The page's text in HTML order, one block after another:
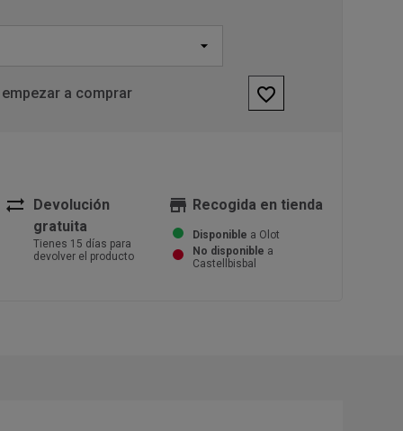
a comprar favorite_border
sync_alt
Devolución
gratuita
Tienes 15 días para
devolver el producto
store Recogida en tienda
Disponible a Olot
No disponible a
Castellbisbal